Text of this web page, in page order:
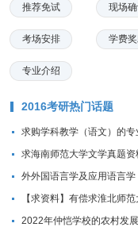
推荐免试 现场
考场安排 学费
专业介绍
2016考研热门话题
求购学科教学（语文）的专
求海南师范大学文学真题资
外外国语言学及应用语言学
【求资料】有偿求淮北师
2022年仲恺学校的农村发